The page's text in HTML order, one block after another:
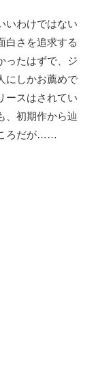
わけではない
白さを追求する
ったはずで、ジ
にしかお薦めで
ースはされてい
、初期作から辿
ろだが……